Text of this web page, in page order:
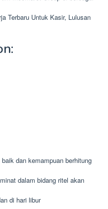
Terbaru Untuk Kasir, Lulusan
dan kemampuan berhitung
dalam bidang ritel akan
di hari libur